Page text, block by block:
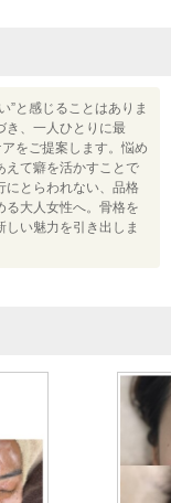
”と感じることはありま
き、一人ひとりに最
をご提案します。悩め
えて癖を活かすことで
にとらわれない、品格
る大人女性へ。骨格を
い魅力を引き出しま